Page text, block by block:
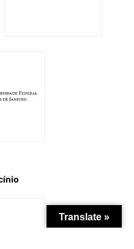
Translate »